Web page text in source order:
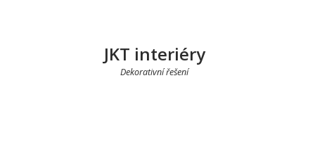
JKT interiéry
Dekorativní řešení